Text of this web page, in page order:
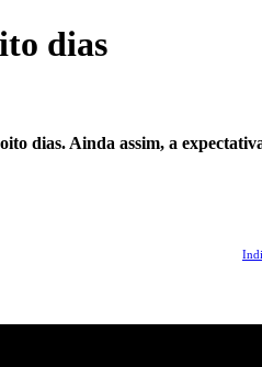
dias
dias. Ainda assim, a